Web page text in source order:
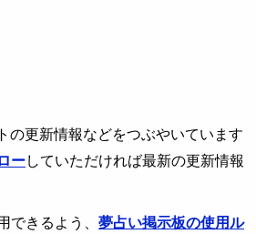
の更新情報などをつぶやいています
ーしていただければ最新の更新情報
できるよう、 夢占い掲示板の使用ル